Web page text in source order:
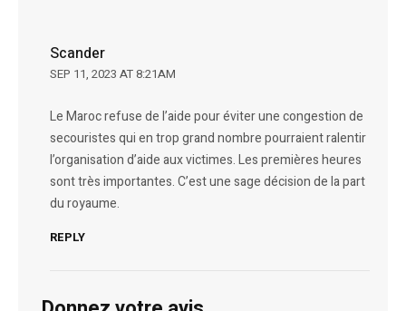
Scander
SEP 11, 2023 AT 8:21AM
Le Maroc refuse de l’aide pour éviter une congestion de
secouristes qui en trop grand nombre pourraient ralentir
l’organisation d’aide aux victimes. Les premières heures
sont très importantes. C’est une sage décision de la part
du royaume.
REPLY